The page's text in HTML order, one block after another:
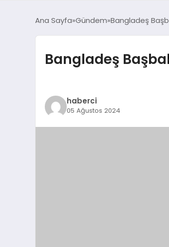
Ana Sayfa Gündem Bangladeş
Bangladeş
haberci
05 Ağustos 2024